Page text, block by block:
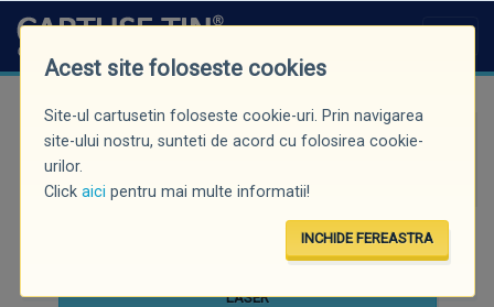
Căutare rapidă (minim 3 caractere)
LASER
Acest site foloseste cookies
Site-ul cartusetin foloseste cookie-uri. Prin navigarea
site-ului nostru, sunteti de acord cu folosirea cookie-
urilor.
Clickaici pentru mai multe informatii!
INCHIDE FEREASTRA